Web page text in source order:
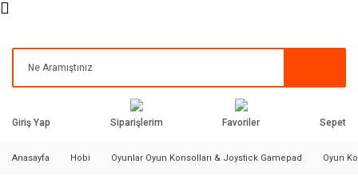
Giriş Yap Siparişlerim Favoriler Sepet
Anasayfa Hobi Oyunlar Oyun Konsolları & Joystick Gamepad Oyun